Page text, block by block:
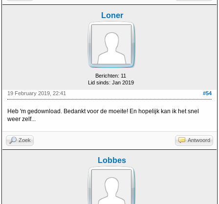
Loner
Berichten: 11
Lid sinds: Jan 2019
#54
19 February 2019, 22:41
Heb 'm gedownload. Bedankt voor de moeite! En hopelijk kan ik het snel
weer zelf...
Zoek Antwoord
Lobbes